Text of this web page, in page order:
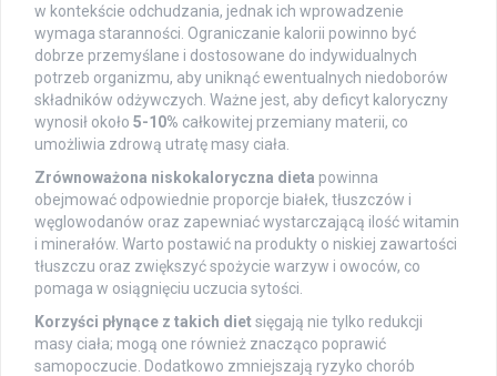
w kontekście odchudzania, jednak ich wprowadzenie
wymaga staranności. Ograniczanie kalorii powinno być
dobrze przemyślane i dostosowane do indywidualnych
potrzeb organizmu, aby uniknąć ewentualnych niedoborów
składników odżywczych. Ważne jest, aby deficyt kaloryczny
wynosił około 5-10% całkowitej przemiany materii, co
umożliwia zdrową utratę masy ciała.
Zrównoważona niskokaloryczna dieta powinna
obejmować odpowiednie proporcje białek, tłuszczów i
węglowodanów oraz zapewniać wystarczającą ilość witamin
i minerałów. Warto postawić na produkty o niskiej zawartości
tłuszczu oraz zwiększyć spożycie warzyw i owoców, co
pomaga w osiągnięciu uczucia sytości.
Korzyści płynące z takich dietsięgają nie tylko redukcji
masy ciała; mogą one również znacząco poprawić
samopoczucie. Dodatkowo zmniejszają ryzyko chorób